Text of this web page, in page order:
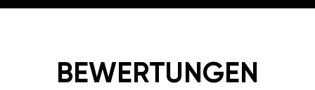
BEWERTUNGEN